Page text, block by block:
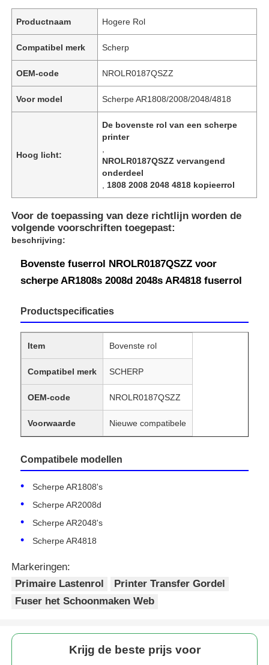
Productnaam Hogere Rol
Compatibel merk Scherp
OEM-code NROLR0187QSZZ
Voor model Scherpe AR1808/2008/2048/4818
Hoog licht:
De bovenste rol van een scherpe
printer
NROLR0187QSZZ vervangend
onderdeel
1808 2008 2048 4818 kopieerrol
Voor de toepassing van deze richtlijn worden de
volgende voorschriften toegepast:
beschrijving:
Bovenste fuserrol NROLR0187QSZZ voor
scherpe AR1808s 2008d 2048s AR4818 fuserrol
Productspecificaties
Item Bovenste rol
Compatibel merk SCHERP
OEM-code NROLR0187QSZZ
Voorwaarde Nieuwe compatibele
Compatibele modellen
Scherpe AR1808's
Scherpe AR2008d
Scherpe AR2048's
Scherpe AR4818
Markeringen:
Primaire Lastenrol
Printer Transfer Gordel
Fuser het Schoonmaken Web
Krijg de beste prijs voor